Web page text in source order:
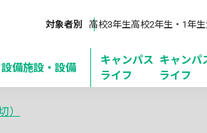
対象者別 高校3年生高校2年生・1年生
備施設・設備
キャンパス
ライフ
キャンパ
ライフ
）